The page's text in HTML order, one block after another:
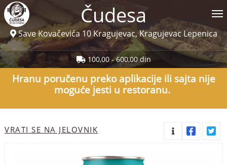
Jelovnik
Korisnički servis
Prijava
Čudesa
Save Kovačevića 10 Kragujevac, Kragujevac Lepenica
100,00 - 600,00 din
Hranu poručenu preko aplikacije ili sajta nije
moguće jesti u restoranu.
VRATI SE NA JELOVNIK